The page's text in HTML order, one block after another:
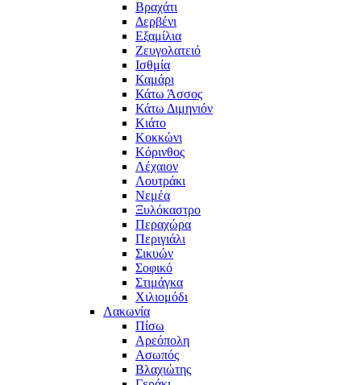
Βραχάτι
Δερβένι
Εξαμίλια
Ζευγολατειό
Ισθμία
Καμάρι
Κάτω Άσσος
Κάτω Διμηνιόν
Κιάτο
Κοκκώνι
Κόρινθος
Λέχαιον
Λουτράκι
Νεμέα
Ξυλόκαστρο
Περαχώρα
Περιγιάλι
Σικυών
Σοφικό
Στιμάγκα
Χιλιομόδι
Λακωνία
Πίσω
Αρεόπολη
Ασωπός
Βλαχιώτης